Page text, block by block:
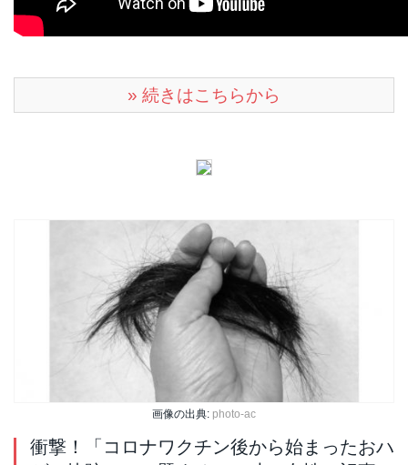
» 続きはこちらから
画像の出典: photo-ac
衝撃！「コロナワクチン後から始まったおハ